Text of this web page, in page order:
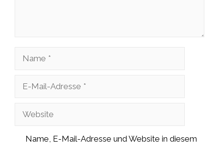
Name
Adresse
Website
Name, E-Mail-Adresse und Website in diesem